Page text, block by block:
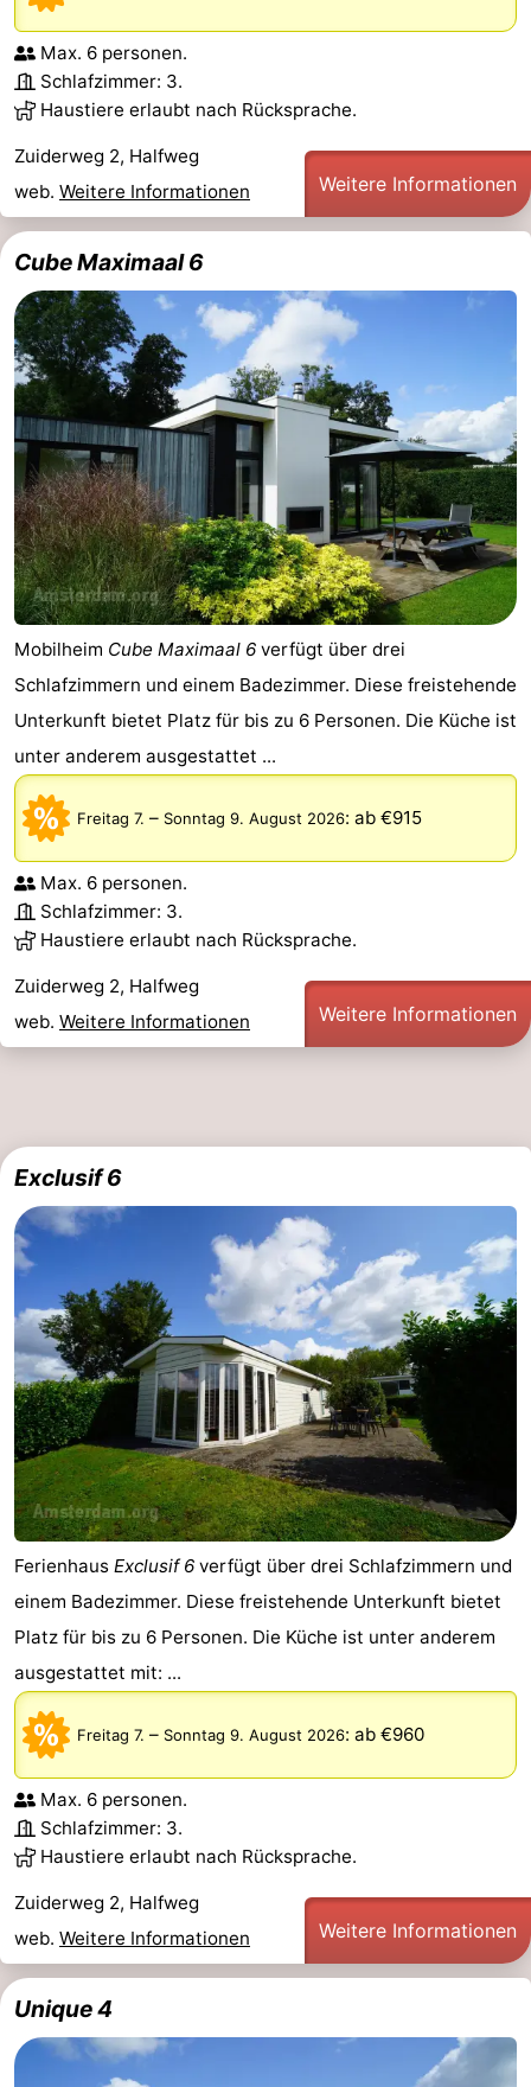
Max. 6 personen.
Schlafzimmer: 3.
Haustiere erlaubt nach Rücksprache.
Zuiderweg 2, Halfweg
web. Weitere Informationen Weitere Informationen
Cube Maximaal 6
Mobilheim Cube Maximaal 6 verfügt über drei
Schlafzimmern und einem Badezimmer. Diese freistehende
Unterkunft bietet Platz für bis zu 6 Personen. Die Küche ist
unter anderem ausgestattet ...
Freitag 7. – Sonntag 9. August 2026: ab €915
Max. 6 personen.
Schlafzimmer: 3.
Haustiere erlaubt nach Rücksprache.
Zuiderweg 2, Halfweg
web. Weitere Informationen Weitere Informationen
Exclusif 6
Ferienhaus Exclusif 6 verfügt über drei Schlafzimmern und
einem Badezimmer. Diese freistehende Unterkunft bietet
Platz für bis zu 6 Personen. Die Küche ist unter anderem
ausgestattet mit: ...
Freitag 7. – Sonntag 9. August 2026: ab €960
Max. 6 personen.
Schlafzimmer: 3.
Haustiere erlaubt nach Rücksprache.
Zuiderweg 2, Halfweg
web. Weitere Informationen Weitere Informationen
Unique 4